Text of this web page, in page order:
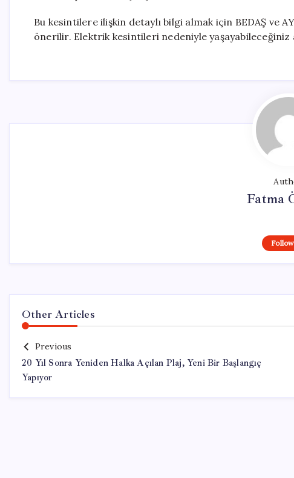
Bu kesintilere ilişkin detaylı bilgi almak için BEDAŞ ve
önerilir. Elektrik kesintileri nedeniyle yaşayabileceğiniz
Fatma
Other Articles
Previous
20 Yıl Sonra Yeniden Halka Açılan Plaj, Yeni Bir Başlangıç
Yapıyor